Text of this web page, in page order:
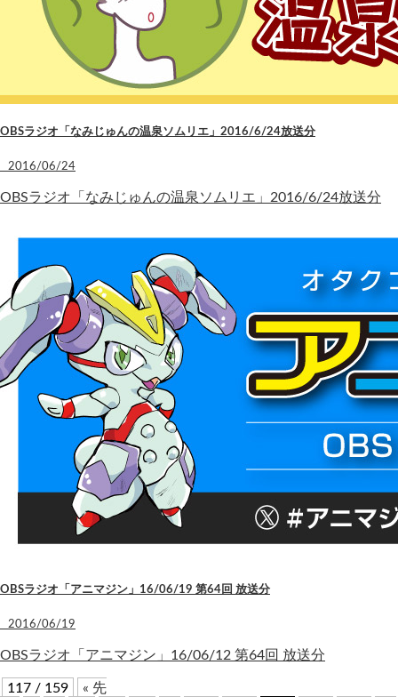
OBSラジオ「なみじゅんの温泉ソムリエ」2016/6/24放送分
2016/06/24
OBSラジオ「なみじゅんの温泉ソムリエ」2016/6/24放送分
OBSラジオ「アニマジン」16/06/19 第64回 放送分
2016/06/19
OBSラジオ「アニマジン」16/06/12 第64回 放送分
117 / 159
« 先